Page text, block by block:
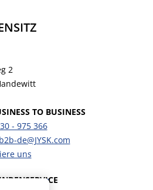
2
TO BUSINESS
- 975 366
b2b-de@JYSK.com
uns